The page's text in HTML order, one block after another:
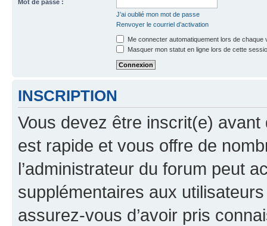
Mot de passe :
J’ai oublié mon mot de passe
Renvoyer le courriel d’activation
Me connecter automatiquement lors de chaque
Masquer mon statut en ligne lors de cette
INSCRIPTION
Vous devez être inscrit(e) avant
est rapide et vous offre de
l’administrateur du forum peut
supplémentaires aux
assurez-vous d’avoir pris